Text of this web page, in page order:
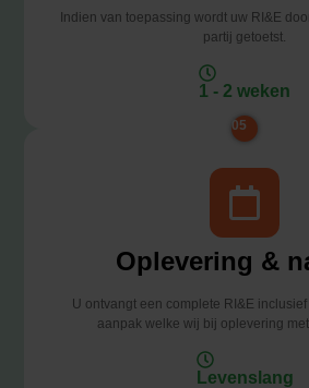
Indien van toepassing wordt uw RI&E
partij getoetst.
1 - 2 weken
05
Oplevering &
U ontvangt een complete RI&E
aanpak welke wij bij oplevering
Levenslang